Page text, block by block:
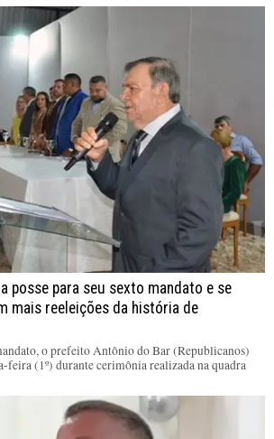
posse para seu sexto mandato e se
mais reeleições da história de
o prefeito Antônio do Bar (Republicanos)
feira (1º) durante cerimônia realizada na quadra